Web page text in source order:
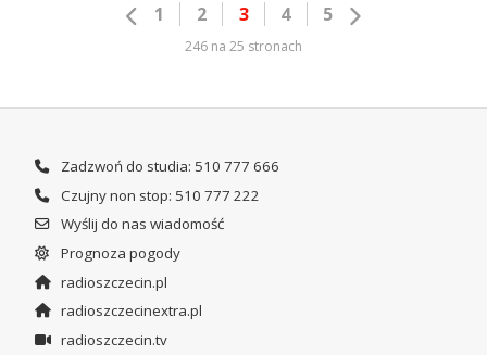
1 2 3 4 5
246 na 25 stronach
Zadzwoń do studia: 510 777 666
Czujny non stop: 510 777 222
Wyślij do nas wiadomość
Prognoza pogody
radioszczecin.pl
radioszczecinextra.pl
radioszczecin.tv